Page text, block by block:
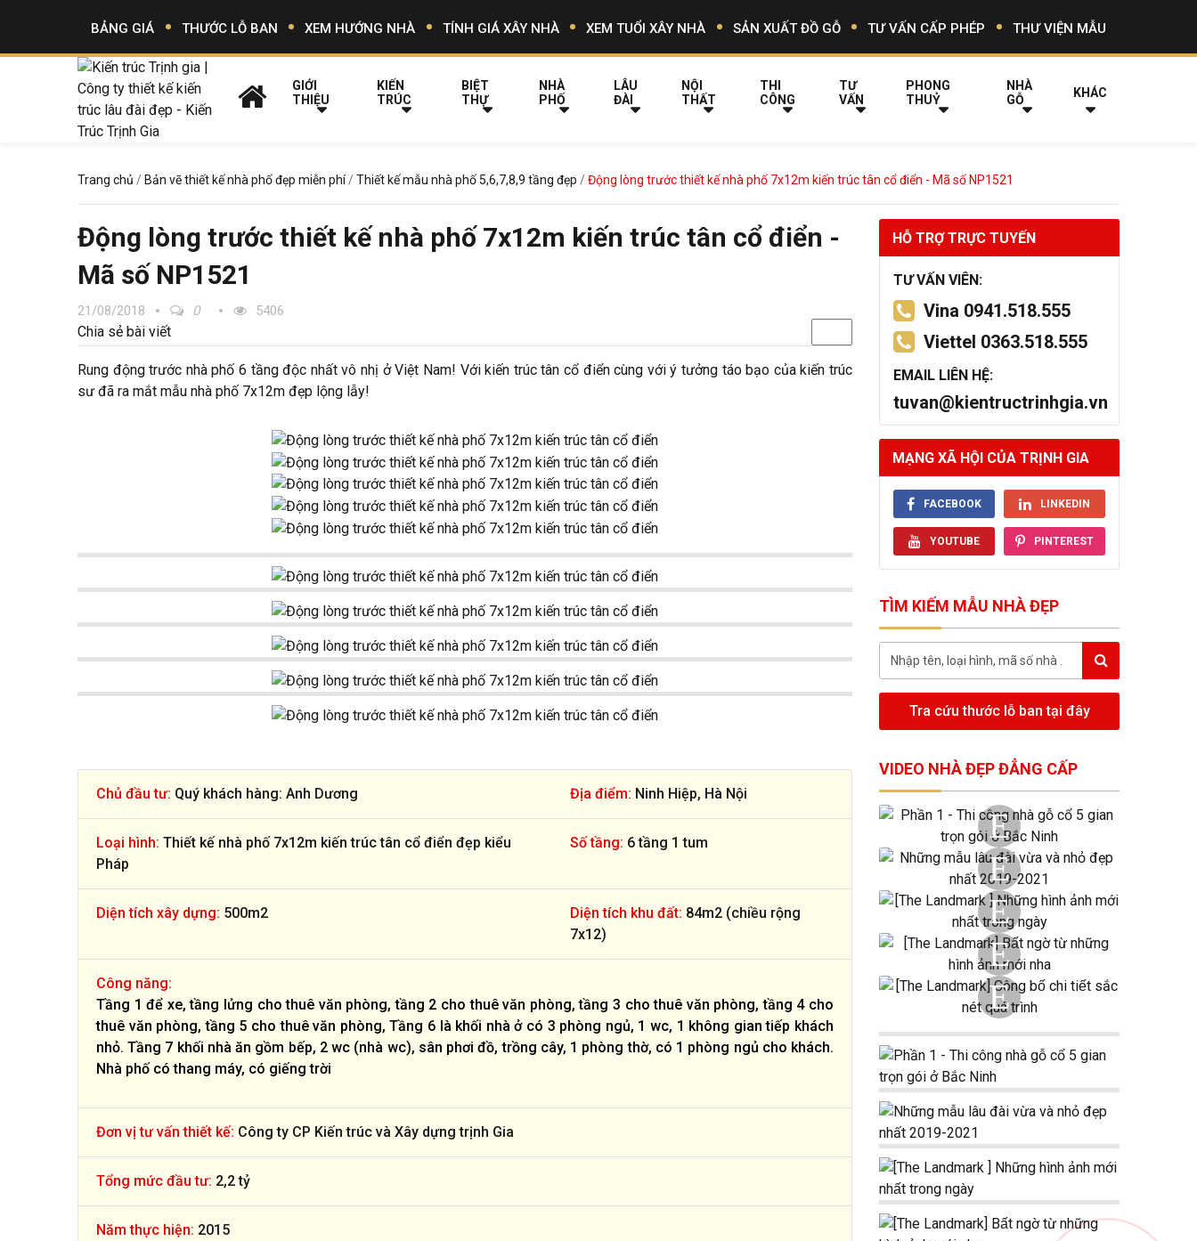
BẢNG GIÁ THƯỚC LỖ BAN XEM HƯỚNG NHÀ TÍNH GIÁ XÂY NHÀ XEM TUỔI XÂY NHÀ SẢN XUẤT ĐỒ GỖ TƯ VẤN CẤP PHÉP THƯ VIỆN MẪU
GIỚI
THIỆU
KIẾN
TRÚC
BIỆT
THỰ
NHÀ
PHỐ
LÂU
ĐÀI
NỘI
THẤT
THI
CÔNG
TƯ
VẤN
PHONG
THUỶ
NHÀ
GỖ
KHÁC
Trang chủ Bản vẽ thiết kế nhà phố đẹp miễn phí Thiết kế mẫu nhà phố 5,6,7,8,9 tầng đẹp Động lòng trước thiết kế nhà phố 7x12m kiến trúc tân cổ điển - Mã số NP1521
Động lòng trước thiết kế nhà phố 7x12m kiến trúc tân cổ điển -
Mã số NP1521
21/08/2018 0 5406
Chia sẻ bài viết
Rung động trước nhà phố 6 tầng độc nhất vô nhị ở Việt Nam! Với kiến trúc tân cổ điển cùng với ý tưởng táo bạo của kiến trúc
sư đã ra mắt mẫu nhà phố 7x12m đẹp lộng lẫy!
Chủ đầu tư: Quý khách hàng: Anh Dương Địa điểm: Ninh Hiệp, Hà Nội
Loại hình: Thiết kế nhà phố 7x12m kiến trúc tân cổ điển đẹp kiểu
Pháp
Số tầng: 6 tầng 1 tum
Diện tích xây dựng: 500m2 Diện tích khu đất: 84m2 (chiều rộng
7x12)
Công năng:
Tầng 1 để xe, tầng lửng cho thuê văn phòng, tầng 2 cho thuê văn phòng, tầng 3 cho thuê văn phòng, tầng 4 cho
thuê văn phòng, tầng 5 cho thuê văn phòng, Tầng 6 là khối nhà ở có 3 phòng ngủ, 1 wc, 1 không gian tiếp khách
nhỏ. Tầng 7 khối nhà ăn gồm bếp, 2 wc (nhà wc), sân phơi đồ, trồng cây, 1 phòng thờ, có 1 phòng ngủ cho khách.
Nhà phố có thang máy, có giếng trời
Đơn vị tư vấn thiết kế: Công ty CP Kiến trúc và Xây dựng trịnh Gia
Tổng mức đầu tư: 2,2 tỷ
Năm thực hiện: 2015
HỖ TRỢ TRỰC TUYẾN
TƯ VẤN VIÊN:
Vina 0941.518.555
Viettel 0363.518.555
EMAIL LIÊN HỆ:
tuvan@kientructrinhgia.vn
MẠNG XÃ HỘI CỦA TRỊNH GIA
FACEBOOK LINKEDIN
YOUTUBE PINTEREST
TÌM KIẾM MẪU NHÀ ĐẸP
Tra cứu thước lỗ ban tại đây
VIDEO NHÀ ĐẸP ĐẲNG CẤP